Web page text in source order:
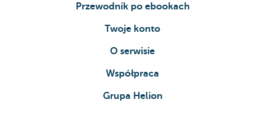
Przewodnik po ebookach
Twoje konto
O serwisie
Współpraca
Grupa Helion